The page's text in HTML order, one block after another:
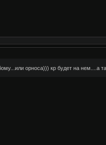
орноса))) кр будет на